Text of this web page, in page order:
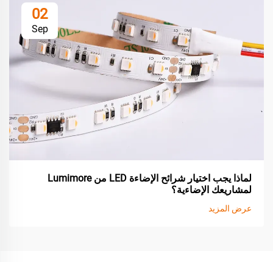
02
Sep
لماذا يجب اختيار شرائح الإضاءة LED من Lumimore
لمشاريعك الإضاءية؟
عرض المزيد